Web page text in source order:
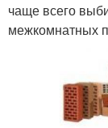
чаще всего
межкомнатных